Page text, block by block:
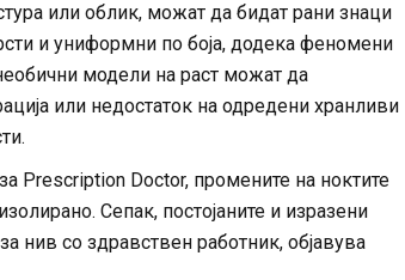
или облик, можат да бидат рани знаци
и униформни по боја, додека феномени
модели на раст можат да
или недостаток на одредени хранливи
Prescription Doctor, промените на ноктите
Сепак, постојаните и изразени
нив со здравствен работник, објавува